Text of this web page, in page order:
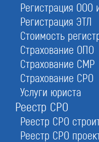
Регистрация ООО
Регистрация ЭТЛ
Стоимость
Страхование ОПО
Страхование СМР
Страхование СРО
Услуги юриста
Реестр СРО
Реестр СРО
Реестр СРО